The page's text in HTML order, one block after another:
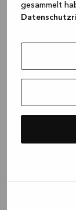
gesammelt
loading